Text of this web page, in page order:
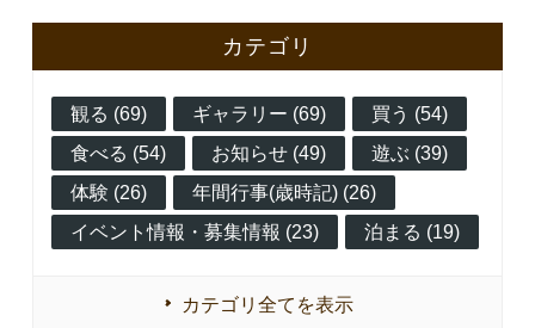
カテゴリ
観る (69) ギャラリー (69)
買う (54)
食べる (54)
お知らせ (49)
遊ぶ (39)
体験 (26)
年間行事(歳時記) (26)
イベント情報・募集情報 (23)
泊まる (19)
カテゴリ全てを表示